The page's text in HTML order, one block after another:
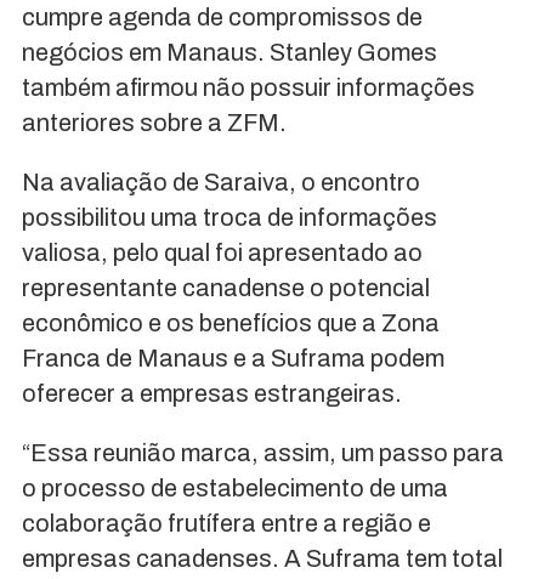
cumpre agenda de compromissos de
negócios em Manaus. Stanley Gomes
também afirmou não possuir informações
anteriores sobre a ZFM.
Na avaliação de Saraiva, o encontro
possibilitou uma troca de informações
valiosa, pelo qual foi apresentado ao
representante canadense o potencial
econômico e os benefícios que a Zona
Franca de Manaus e a Suframa podem
oferecer a empresas estrangeiras.
“Essa reunião marca, assim, um passo para
o processo de estabelecimento de uma
colaboração frutífera entre a região e
empresas canadenses. A Suframa tem total